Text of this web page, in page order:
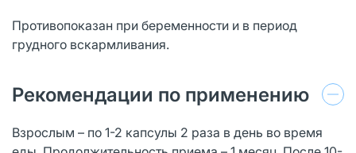
Противопоказан при беременности и в период
грудного вскармливания.
Рекомендации по применению
Взрослым – по 1-2 капсулы 2 раза в день во время